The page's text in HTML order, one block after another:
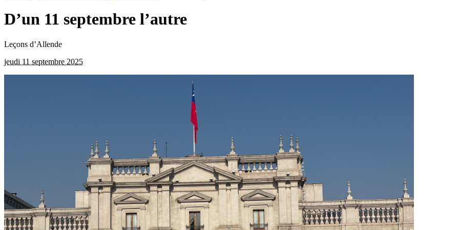
D’un 11 septembre l’autre
Leçons d’Allende
jeudi 11 septembre 2025